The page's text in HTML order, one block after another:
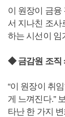
이 원장이 금융
서 지나친 조사
하는 시선이 임
◆ 금감원 조직
“이 원장이 취
게 느껴진다.”
타난 한 가지